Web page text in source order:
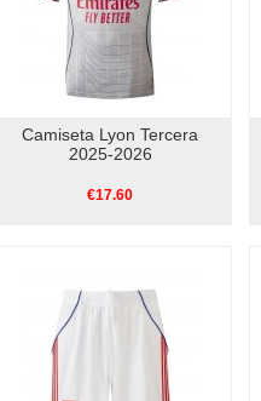
Camiseta Lyon Tercera
2025-2026
€17.60